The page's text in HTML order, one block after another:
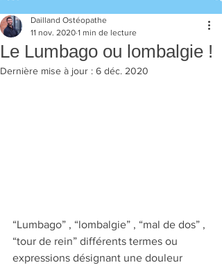
Le Lumbago ou lombalgie !
Dailland Ostéopathe
11 nov. 2020 1 min de lecture
Dernière mise à jour : 6 déc. 2020
“Lumbago” , “lombalgie” , “mal de dos” ,
“tour de rein” différents termes ou
expressions désignant une douleur